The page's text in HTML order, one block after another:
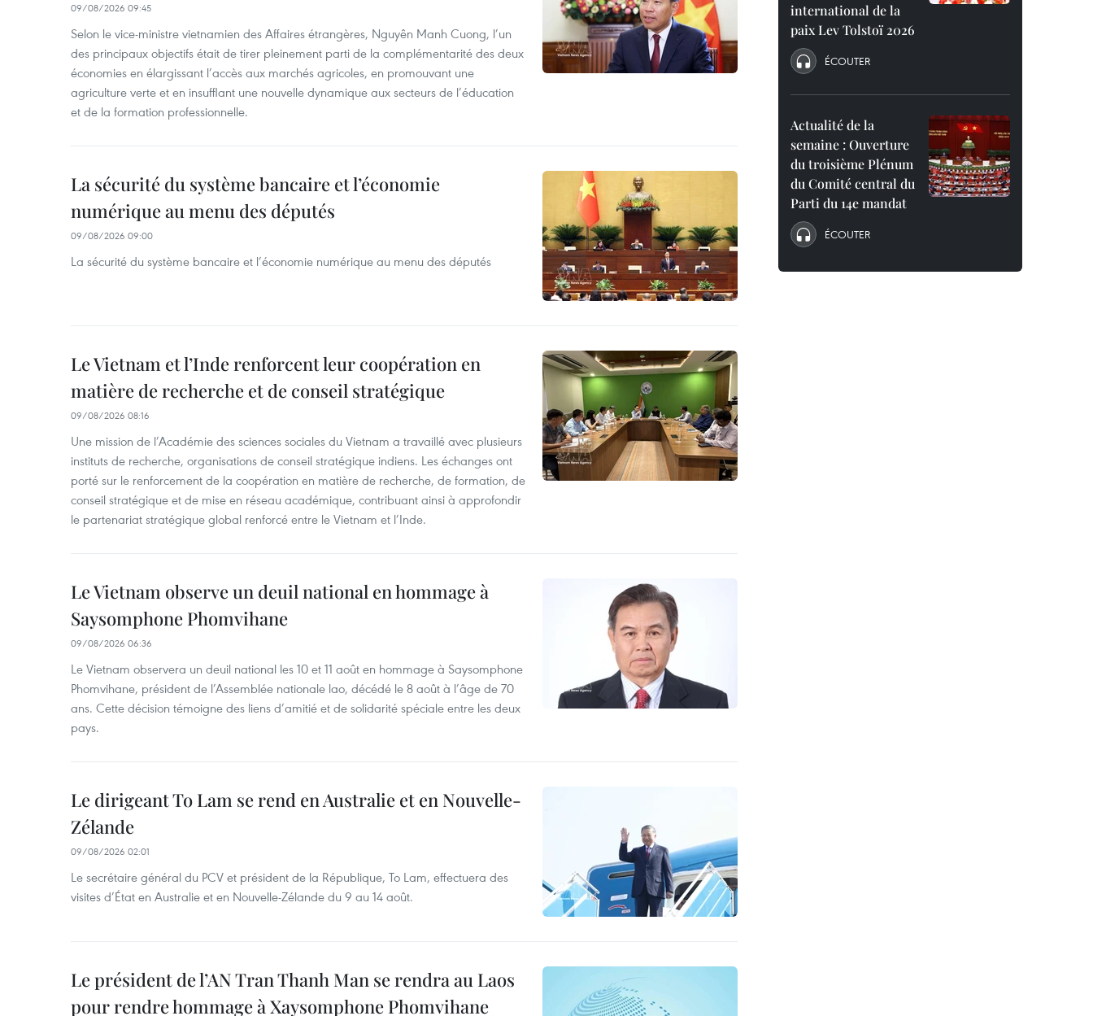
09/08/2026 09:45
Selon le vice-ministre vietnamien des Affaires étrangères, Nguyên Manh Cuong, l’un
des principaux objectifs était de tirer pleinement parti de la complémentarité des deux
économies en élargissant l’accès aux marchés agricoles, en promouvant une
agriculture verte et en insufflant une nouvelle dynamique aux secteurs de l’éducation
et de la formation professionnelle.
La sécurité du système bancaire et l’économie
numérique au menu des députés
09/08/2026 09:00
La sécurité du système bancaire et l’économie numérique au menu des députés
Le Vietnam et l’Inde renforcent leur coopération en
matière de recherche et de conseil stratégique
09/08/2026 08:16
Une mission de l’Académie des sciences sociales du Vietnam a travaillé avec plusieurs
instituts de recherche, organisations de conseil stratégique indiens. Les échanges ont
porté sur le renforcement de la coopération en matière de recherche, de formation, de
conseil stratégique et de mise en réseau académique, contribuant ainsi à approfondir
le partenariat stratégique global renforcé entre le Vietnam et l’Inde.
Le Vietnam observe un deuil national en hommage à
Saysomphone Phomvihane
09/08/2026 06:36
Le Vietnam observera un deuil national les 10 et 11 août en hommage à Saysomphone
Phomvihane, président de l’Assemblée nationale lao, décédé le 8 août à l’âge de 70
ans. Cette décision témoigne des liens d’amitié et de solidarité spéciale entre les deux
pays.
Le dirigeant To Lam se rend en Australie et en Nouvelle-
Zélande
09/08/2026 02:01
Le secrétaire général du PCV et président de la République, To Lam, effectuera des
visites d’État en Australie et en Nouvelle-Zélande du 9 au 14 août.
Le président de l’AN Tran Thanh Man se rendra au Laos
pour rendre hommage à Xaysomphone Phomvihane
international de la
paix Lev Tolstoï 2026
ÉCOUTER
Actualité de la
semaine : Ouverture
du troisième Plénum
du Comité central du
Parti du 14e mandat
ÉCOUTER